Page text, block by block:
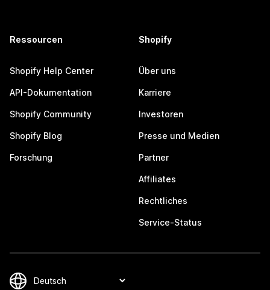
Ressourcen
Shopify Help Center
API-Dokumentation
Shopify Community
Shopify Blog
Forschung
Shopify
Über uns
Karriere
Investoren
Presse und Medien
Partner
Affiliates
Rechtliches
Service-Status